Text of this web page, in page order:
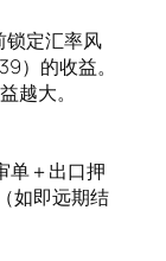
锁定汇率风
）的收益。
越大。
单＋出口押
如即远期结